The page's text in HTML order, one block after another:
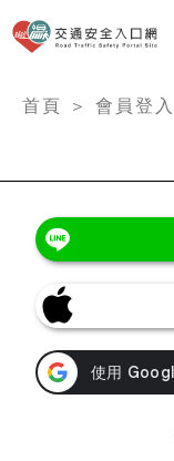
首頁
＞ 會員登入